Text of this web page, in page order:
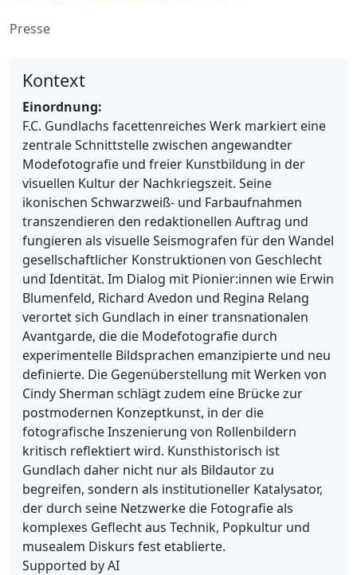
Presse
Kontext
Einordnung:
F.C. Gundlachs facettenreiches Werk markiert eine
zentrale Schnittstelle zwischen angewandter
Modefotografie und freier Kunstbildung in der
visuellen Kultur der Nachkriegszeit. Seine
ikonischen Schwarzweiß- und Farbaufnahmen
transzendieren den redaktionellen Auftrag und
fungieren als visuelle Seismografen für den Wandel
gesellschaftlicher Konstruktionen von Geschlecht
und Identität. Im Dialog mit Pionier:innen wie Erwin
Blumenfeld, Richard Avedon und Regina Relang
verortet sich Gundlach in einer transnationalen
Avantgarde, die die Modefotografie durch
experimentelle Bildsprachen emanzipierte und neu
definierte. Die Gegenüberstellung mit Werken von
Cindy Sherman schlägt zudem eine Brücke zur
postmodernen Konzeptkunst, in der die
fotografische Inszenierung von Rollenbildern
kritisch reflektiert wird. Kunsthistorisch ist
Gundlach daher nicht nur als Bildautor zu
begreifen, sondern als institutioneller Katalysator,
der durch seine Netzwerke die Fotografie als
komplexes Geflecht aus Technik, Popkultur und
musealem Diskurs fest etablierte.
Supported by AI